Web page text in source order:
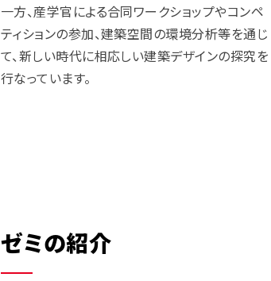
一方、産学官による合同ワークショップやコンペ
ティションの参加、建築空間の環境分析等を通じ
て、新しい時代に相応しい建築デザインの探究を
行なっています。
ゼミの紹介